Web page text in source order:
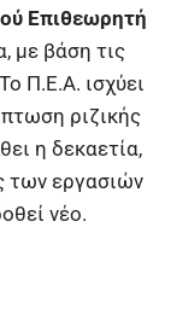
Επιθεωρητή
με βάση τις
Π.Ε.Α. ισχύει
ριζικής
η δεκαετία,
των εργασιών
νέο.